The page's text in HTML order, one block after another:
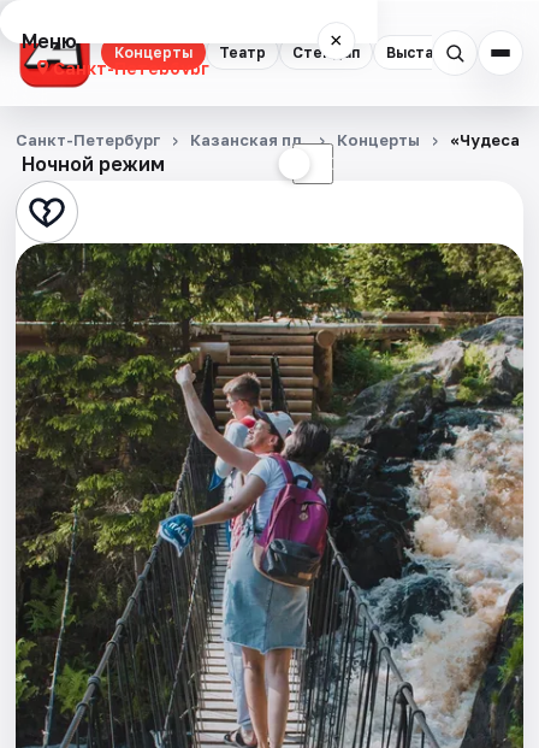
Концерты Театр Стендап Выставки
Меню ×
Санкт-Петербург
Концерты
Театр
Стендап
Выставки
Квесты
Экскурсии
Спорт
События
Города
Площадки
Артисты
Ночной режим ☾
Санкт-Петербург Казанская пл. Концерты «Чудеса